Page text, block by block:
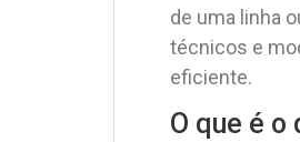
de uma linha
técnicos e
eficiente.
O que é o